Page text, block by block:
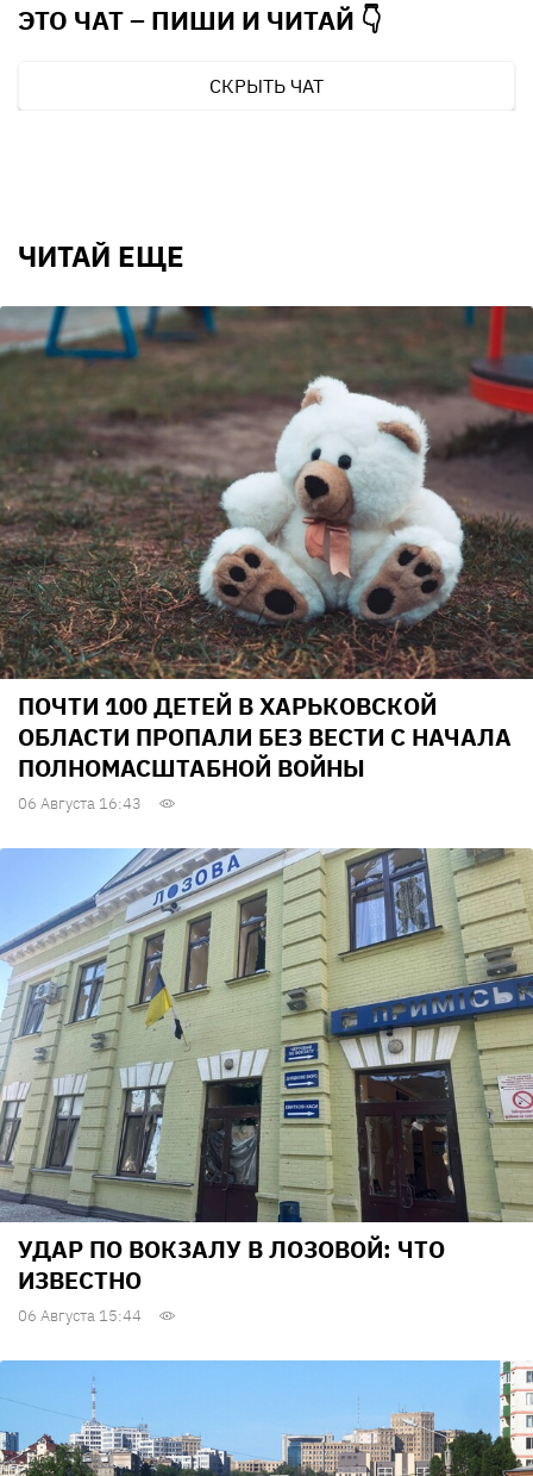
ЭТО ЧАТ – ПИШИ И ЧИТАЙ 👇
СКРЫТЬ ЧАТ
ЧИТАЙ ЕЩЕ
ПОЧТИ 100 ДЕТЕЙ В ХАРЬКОВСКОЙ
ОБЛАСТИ ПРОПАЛИ БЕЗ ВЕСТИ С НАЧАЛА
ПОЛНОМАСШТАБНОЙ ВОЙНЫ
06 Августа 16:43
УДАР ПО ВОКЗАЛУ В ЛОЗОВОЙ: ЧТО
ИЗВЕСТНО
06 Августа 15:44